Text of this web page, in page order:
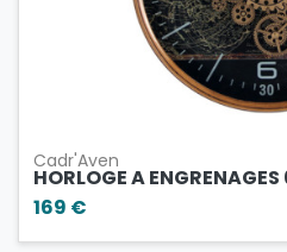
Cadr'Aven
HORLOGE A
169 €